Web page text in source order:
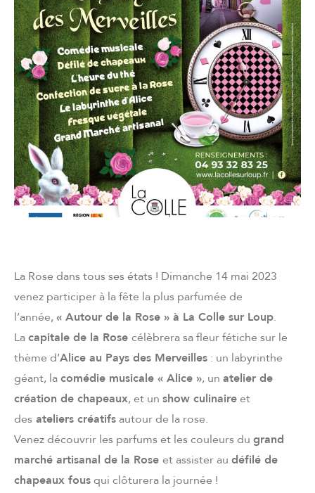
La Rose dans tous ses états ! Dimanche 14 mai 2023
venez participer à la fête la plus parfumée de
l’année,« Autour de la Rose » à La Colle sur Loup.
Lacapitale de la Rose célèbrera sa fleur fétiche sur le
thème d’Alice au Pays des Merveilles : un labyrinthe
géant, lacomédie musicale « Alice », un atelier de
création de chapeaux, et un show culinaireet
des ateliers créatifsautour de la rose.
Venez découvrir les parfums et les couleurs du grand
marché artisanal de la Rose et assister au défilé de
chapeaux fousqui clôturera la journée !